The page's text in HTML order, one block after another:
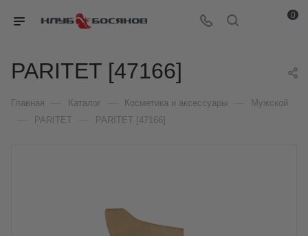
0
PARITET [47166]
Главная Каталог Косметика и аксессуары Мужской
PARITET PARITET [47166]